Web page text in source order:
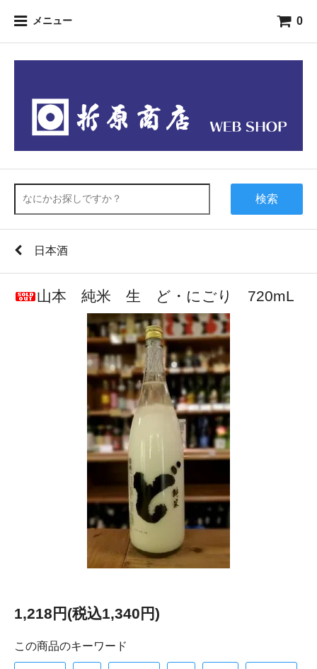
メニュー 0
検索
日本酒
山本 純米 生 ど・にごり 720mL
1,218円(税込1,340円)
この商品のキーワード